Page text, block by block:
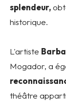
splendeur,
historique.
L'artiste
Mogador, a
théâtre